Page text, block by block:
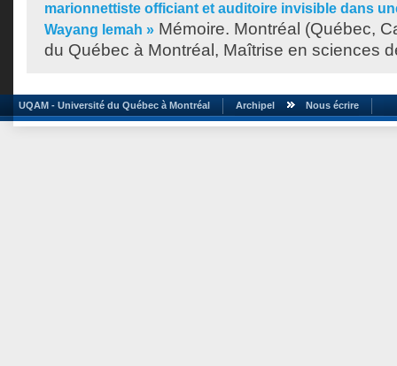
marionnettiste officiant et auditoire invisible dans
Wayang lemah » Mémoire. Montréal (Québec,
du Québec à Montréal, Maîtrise en sciences
UQAM - Université du Québec à Montréal Archipel Nous écrire